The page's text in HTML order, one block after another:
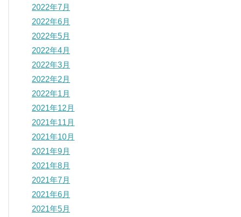
2022年7月
2022年6月
2022年5月
2022年4月
2022年3月
2022年2月
2022年1月
2021年12月
2021年11月
2021年10月
2021年9月
2021年8月
2021年7月
2021年6月
2021年5月